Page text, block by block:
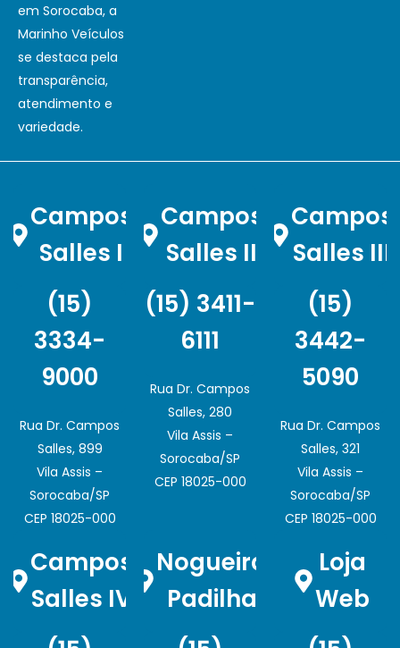
em Sorocaba, a
Marinho Veículos
se destaca pela
transparência,
atendimento e
variedade.
Campos
Salles I
(15)
3334-
9000
Rua Dr. Campos
Salles, 899
Vila Assis –
Sorocaba/SP
CEP 18025-000
Campos
Salles II
(15) 3411-
6111
Rua Dr. Campos
Salles, 280
Vila Assis –
Sorocaba/SP
CEP 18025-000
Campos
Salles III
(15)
3442-
5090
Rua Dr. Campos
Salles, 321
Vila Assis –
Sorocaba/SP
CEP 18025-000
Campos
Salles IV
Nogueira
Padilha
Loja
Web